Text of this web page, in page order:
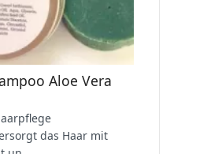
Aloe Vera
das Haar mit